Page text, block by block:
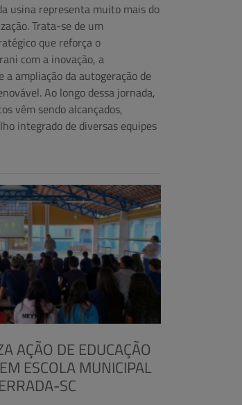
usina representa muito mais do
Trata-se de um
que reforça o
com a inovação, a
a ampliação da autogeração de
Ao longo dessa jornada,
vêm sendo alcançados,
integrado de diversas equipes
AÇÃO DE EDUCAÇÃO
ESCOLA MUNICIPAL
SC